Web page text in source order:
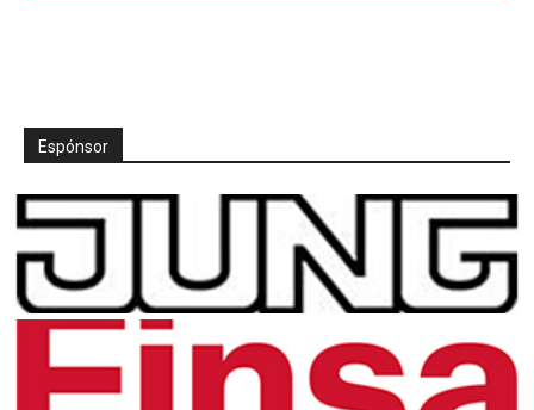
Espónsor